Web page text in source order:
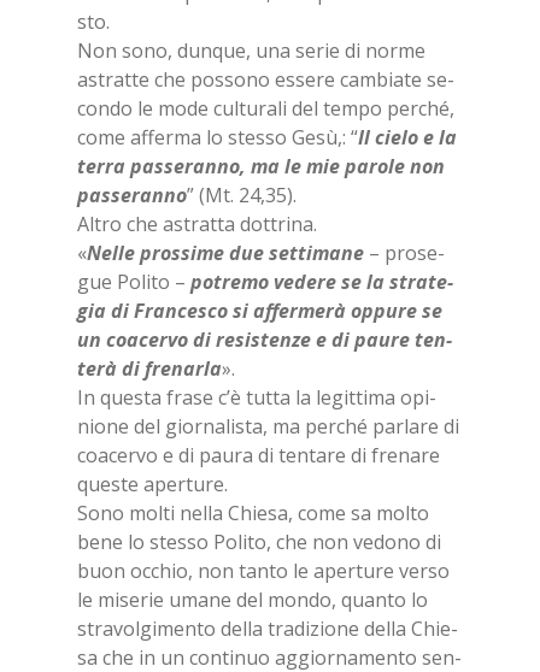
sto.
Non sono, dun­que, una se­rie di nor­me
astrat­te che pos­so­no es­se­re cam­bia­te se­
con­do le mode cul­tu­ra­li del tem­po per­ché,
come af­fer­ma lo stes­so Gesù,: “Il cie­lo e la
ter­ra pas­se­ran­no, ma le mie pa­ro­le non
pas­se­ran­no” (Mt. 24,35).
Al­tro che astrat­ta dot­tri­na.
«Nel­le pros­si­me due set­ti­ma­ne – pro­se­
gue Po­li­to – po­tre­mo ve­de­re se la stra­te­
gia di Fran­ce­sco si af­fer­me­rà op­pu­re se
un coa­cer­vo di re­si­sten­ze e di pau­re ten­
te­rà di fre­nar­la».
In que­sta fra­se c’è tut­ta la le­git­ti­ma opi­
nio­ne del gior­na­li­sta, ma per­ché par­la­re di
coa­cer­vo e di pau­ra di ten­ta­re di fre­na­re
que­ste aper­tu­re.
Sono mol­ti nel­la Chie­sa, come sa mol­to
bene lo stes­so Po­li­to, che non ve­do­no di
buon oc­chio, non tan­to le aper­tu­re ver­so
le mi­se­rie uma­ne del mon­do, quan­to lo
stra­vol­gi­men­to del­la tra­di­zio­ne del­la Chie­
sa che in un con­ti­nuo ag­gior­na­men­to sen­